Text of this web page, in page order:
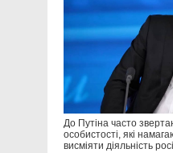
До Путіна часто
особистості, які
висміяти діяльність